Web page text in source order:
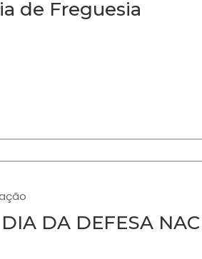
de Freguesia
DA DEFESA